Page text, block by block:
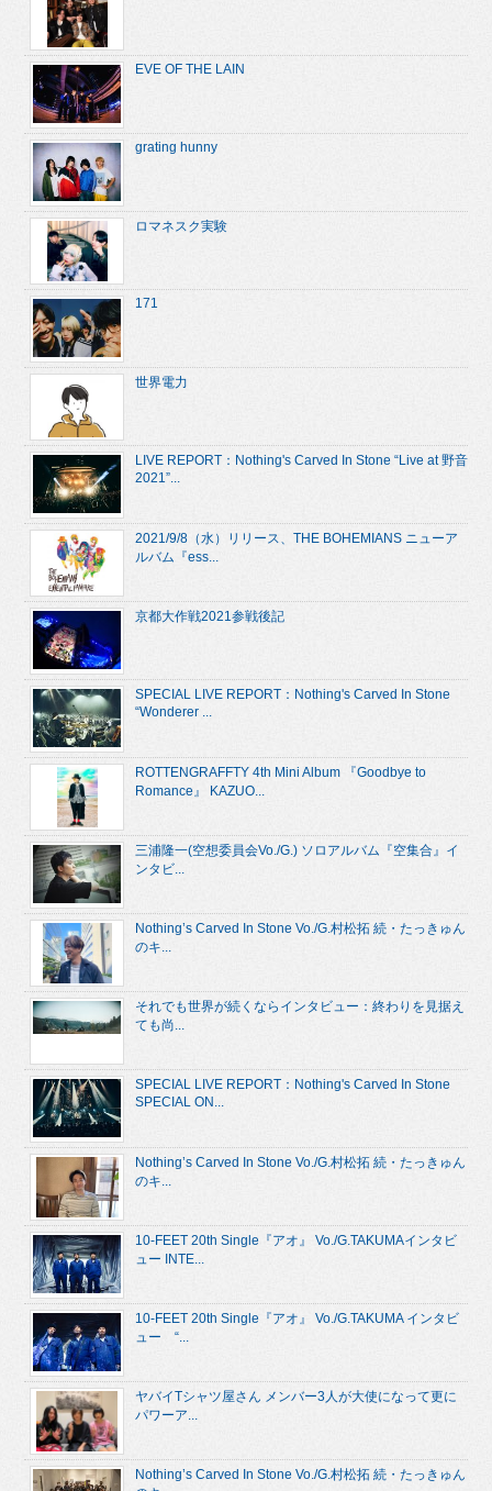
EVE OF THE LAIN
grating hunny
ロマネスク実験
171
世界電力
LIVE REPORT：Nothing's Carved In Stone “Live at 野音
2021”...
2021/9/8（水）リリース、THE BOHEMIANS ニューア
ルバム『ess...
京都大作戦2021参戦後記
SPECIAL LIVE REPORT：Nothing's Carved In Stone
“Wonderer ...
ROTTENGRAFFTY 4th Mini Album 『Goodbye to
Romance』 KAZUO...
三浦隆一(空想委員会Vo./G.) ソロアルバム『空集合』イ
ンタビ...
Nothing’s Carved In Stone Vo./G.村松拓 続・たっきゅん
のキ...
それでも世界が続くならインタビュー：終わりを見据え
ても尚...
SPECIAL LIVE REPORT：Nothing's Carved In Stone
SPECIAL ON...
Nothing’s Carved In Stone Vo./G.村松拓 続・たっきゅん
のキ...
10-FEET 20th Single『アオ』 Vo./G.TAKUMAインタビ
ュー INTE...
10-FEET 20th Single『アオ』 Vo./G.TAKUMA インタビ
ュー “...
ヤバイTシャツ屋さん メンバー3人が大使になって更に
パワーア...
Nothing’s Carved In Stone Vo./G.村松拓 続・たっきゅん